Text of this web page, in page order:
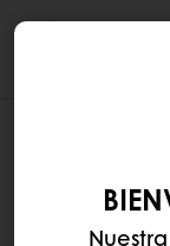
TENGO
UNA CON